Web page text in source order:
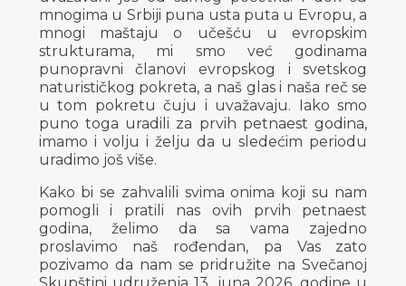
mnogima u Srbiji puna usta puta u Evropu, a
mnogi maštaju o učešću u evropskim
strukturama, mi smo već godinama
punopravni članovi evropskog i svetskog
naturističkog pokreta, a naš glas i naša reč se
u tom pokretu čuju i uvažavaju. Iako smo
puno toga uradili za prvih petnaest godina,
imamo i volju i želju da u sledećim periodu
uradimo još više.
Kako bi se zahvalili svima onima koji su nam
pomogli i pratili nas ovih prvih petnaest
godina, želimo da sa vama zajedno
proslavimo naš rođendan, pa Vas zato
pozivamo da nam se pridružite na Svečanoj